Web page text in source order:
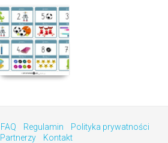
FAQ Regulamin
Polityka prywatności
Partnerzy
Kontakt